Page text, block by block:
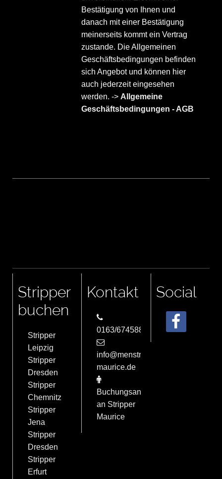
Bestätigung von Ihnen und
danach mit einer Bestätigung
meinerseits kommt ein Vertrag
zustande. Die Allgemeinen
Geschäftsbedingungen befinden
sich Angebot und können hier
auch jederzeit eingesehen
werden. ->Allgemeine
Geschäftsbedingungen - AGB
Stripper
buchen
Stripper
Leipzig
Stripper
Dresden
Stripper
Chemnitz
Stripper
Jena
Stripper
Dresden
Stripper
Erfurt
Kontakt
0163/6745884
info@menstrip-
maurice.de
Buchungsanfrage
an Stripper
Maurice
Social